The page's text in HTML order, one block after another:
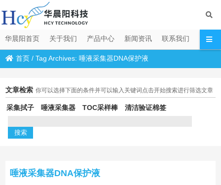
华晨阳首页 关于我们 产品中心 新闻资讯 联系我们
首页 /Tag Archives: 唾液采集器DNA保护液
文章检索 你可以选择下面的条件并可以输入关键词点击开始搜索进行筛选文章
采集拭子 唾液采集器 TOC采样棒 清洁验证棉签
唾液采集器DNA保护液